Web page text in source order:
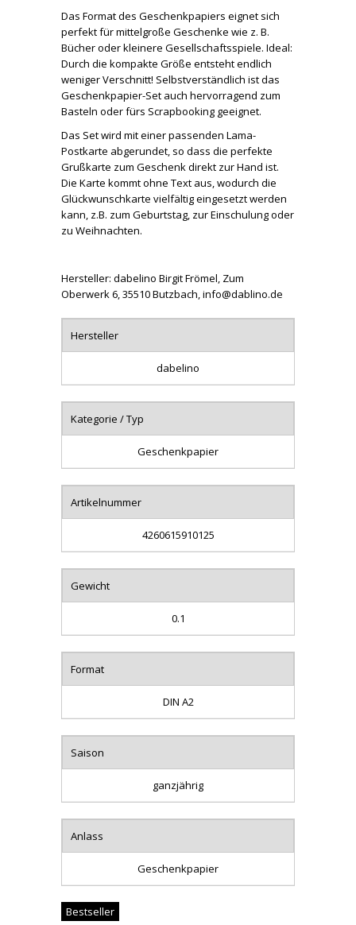
Das Format des Geschenkpapiers eignet sich
perfekt für mittelgroße Geschenke wie z. B.
Bücher oder kleinere Gesellschaftsspiele. Ideal:
Durch die kompakte Größe entsteht endlich
weniger Verschnitt! Selbstverständlich ist das
Geschenkpapier-Set auch hervorragend zum
Basteln oder fürs Scrapbooking geeignet.
Das Set wird mit einer passenden Lama-
Postkarte abgerundet, so dass die perfekte
Grußkarte zum Geschenk direkt zur Hand ist.
Die Karte kommt ohne Text aus, wodurch die
Glückwunschkarte vielfältig eingesetzt werden
kann, z.B. zum Geburtstag, zur Einschulung oder
zu Weihnachten.
Hersteller: dabelino Birgit Frömel, Zum
Oberwerk 6, 35510 Butzbach, info@dablino.de
Hersteller
dabelino
Kategorie / Typ
Geschenkpapier
Artikelnummer
4260615910125
Gewicht
0.1
Format
DIN A2
Saison
ganzjährig
Anlass
Geschenkpapier
Bestseller